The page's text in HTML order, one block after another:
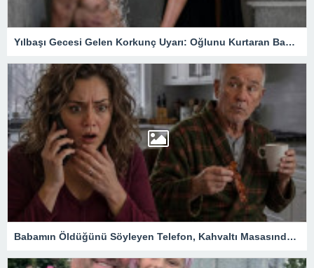
Yılbaşı Gecesi Gelen Korkunç Uyarı: Oğlunu Kurtaran Babanın Büyük Sırrı
Babamın Öldüğünü Söyleyen Telefon, Kahvaltı Masasında Tüm Gerçekleri Ortaya Çıkardı